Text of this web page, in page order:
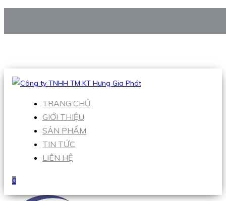
Hotline:0938 906 663
TRANG CHỦ
GIỚI THIỆU
SẢN PHẨM
TIN TỨC
LIÊN HỆ
0